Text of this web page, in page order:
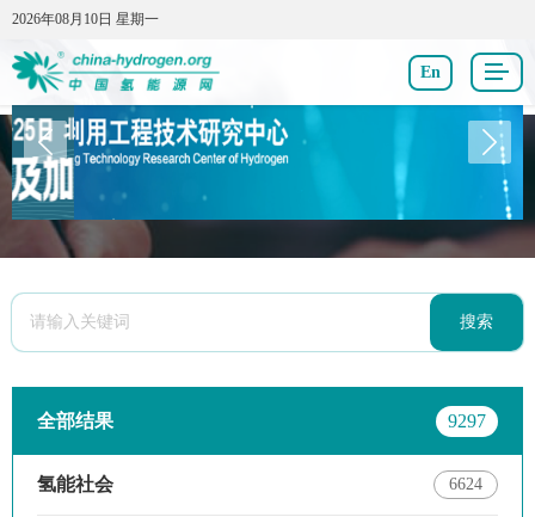
2026年08月10日 星期一
2026年08月10日 星期一
En
全部结果 9297
氢能社会 6624